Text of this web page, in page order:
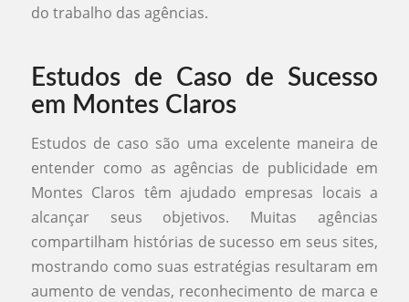
do trabalho das agências.
Estudos de Caso de Sucesso
em Montes Claros
Estudos de caso são uma excelente maneira de
entender como as agências de publicidade em
Montes Claros têm ajudado empresas locais a
alcançar seus objetivos. Muitas agências
compartilham histórias de sucesso em seus sites,
mostrando como suas estratégias resultaram em
aumento de vendas, reconhecimento de marca e